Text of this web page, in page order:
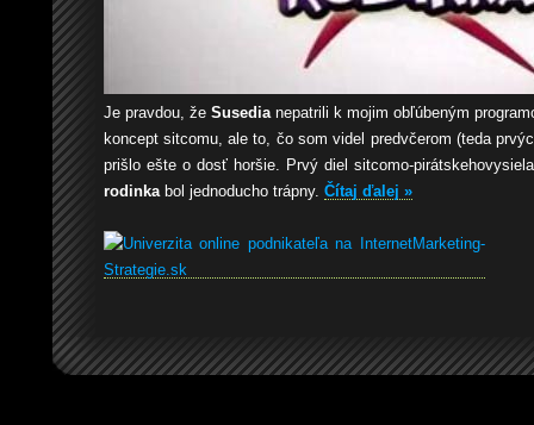
Je pravdou, že Susedianepatrili k mojim obľúbeným
koncept sitcomu, ale to, čo som videl predvčerom (teda
prišlo ešte o dosť horšie. Prvý diel sitcomo-
rodinkabol jednoducho trápny. Čítaj ďalej »